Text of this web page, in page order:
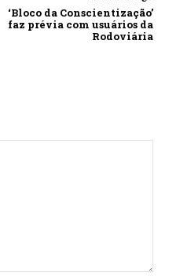
‘Bloco da Conscientização’
faz prévia com usuários da
Rodoviária